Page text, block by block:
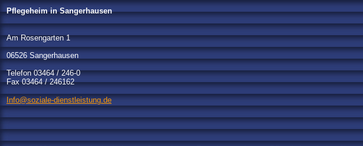
Pflegeheim in Sangerhausen
Am Rosengarten 1
06526 Sangerhausen
Telefon 03464 / 246-0
Fax 03464 / 246162
Info@soziale-dienstleistung.de